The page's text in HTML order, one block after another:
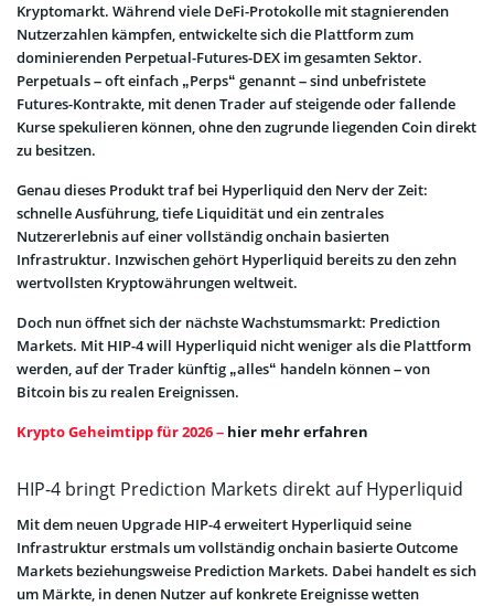
Kryptomarkt. Während viele DeFi-Protokolle mit stagnierenden
Nutzerzahlen kämpfen, entwickelte sich die Plattform zum
dominierenden Perpetual-Futures-DEX im gesamten Sektor.
Perpetuals – oft einfach „Perps“ genannt – sind unbefristete
Futures-Kontrakte, mit denen Trader auf steigende oder fallende
Kurse spekulieren können, ohne den zugrunde liegenden Coin direkt
zu besitzen.
Genau dieses Produkt traf bei Hyperliquid den Nerv der Zeit:
schnelle Ausführung, tiefe Liquidität und ein zentrales
Nutzererlebnis auf einer vollständig onchain basierten
Infrastruktur. Inzwischen gehört Hyperliquid bereits zu den zehn
wertvollsten Kryptowährungen weltweit.
Doch nun öffnet sich der nächste Wachstumsmarkt: Prediction
Markets. Mit HIP-4 will Hyperliquid nicht weniger als die Plattform
werden, auf der Trader künftig „alles“ handeln können – von
Bitcoin bis zu realen Ereignissen.
Krypto Geheimtipp für 2026 – hier mehr erfahren
HIP-4 bringt Prediction Markets direkt auf Hyperliquid
Mit dem neuen Upgrade HIP-4 erweitert Hyperliquid seine
Infrastruktur erstmals um vollständig onchain basierte Outcome
Markets beziehungsweise Prediction Markets. Dabei handelt es sich
um Märkte, in denen Nutzer auf konkrete Ereignisse wetten